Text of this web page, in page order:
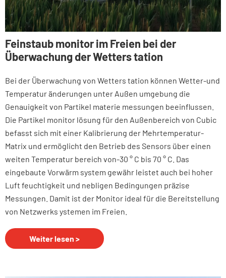
Feinstaub monitor im Freien bei der
Überwachung der Wetters tation
Bei der Überwachung von Wetters tation können Wetter-und
Temperatur änderungen unter Außen umgebung die
Genauigkeit von Partikel materie messungen beeinflussen.
Die Partikel monitor lösung für den Außenbereich von Cubic
befasst sich mit einer Kalibrierung der Mehrtemperatur-
Matrix und ermöglicht den Betrieb des Sensors über einen
weiten Temperatur bereich von-30 ° C bis 70 ° C. Das
eingebaute Vorwärm system gewähr leistet auch bei hoher
Luft feuchtigkeit und nebligen Bedingungen präzise
Messungen. Damit ist der Monitor ideal für die Bereitstellung
von Netzwerks ystemen im Freien.
Weiter lesen >